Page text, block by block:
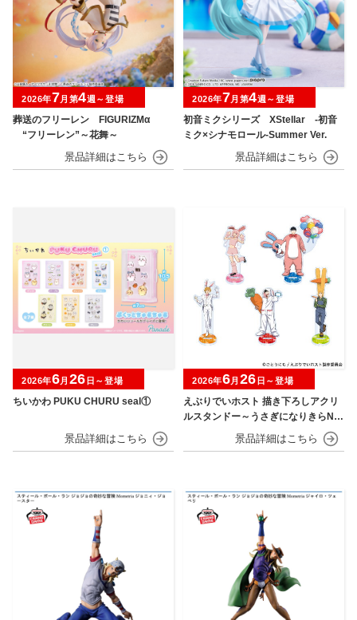
葬送のフリーレン FIGURIZMα
“フリーレン”～花舞～
2026年7月第4週～登場
初音ミクシリーズ XStellar ‐初音
ミク×シナモロール‐Summer Ver.
2026年7月第4週～登場
ちいかわ PUKU CHURU seal①
2026年6月 26 日～登場
えぶりでいホスト 描き下ろしアクリ
ルスタンドー～うさぎになりきらNIG
2026年6月 26 日～登場